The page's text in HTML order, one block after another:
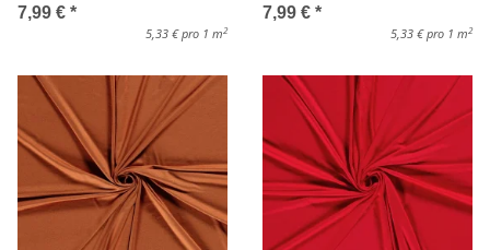
7,99 € *
5,33 € pro 1 m 2
7,99 € *
5,33 € pro 1 m 2